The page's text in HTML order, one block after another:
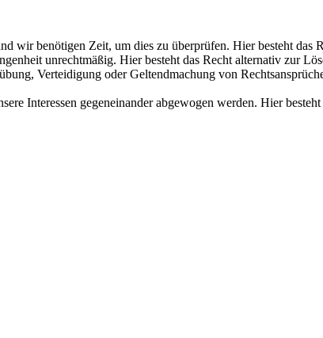
wir benötigen Zeit, um dies zu überprüfen. Hier besteht das
unrechtmäßig. Hier besteht das Recht alternativ zur
Verteidigung oder Geltendmachung von
Interessen gegeneinander abgewogen werden. Hier